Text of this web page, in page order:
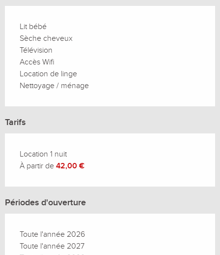
Lit bébé
Sèche cheveux
Télévision
Accès Wifi
Location de linge
Nettoyage / ménage
Tarifs
Location 1 nuit
À partir de 42,00 €
Périodes d'ouverture
Toute l'année 2026
Toute l'année 2027